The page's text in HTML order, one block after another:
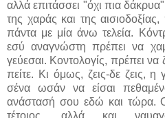
αλλά επιτάσσει "όχι πια
της χαράς και της
πάντα με μία άνω τελεία.
εσύ αναγνώστη πρέπει να
γεύεσαι. Κοντολογίς, πρέπει
πείτε. Κι όμως, ζεις-δε ζεις,
σένα ωσάν να είσαι
ανάστασή σου εδώ και τώρα.
τέτοιος, αλλά και